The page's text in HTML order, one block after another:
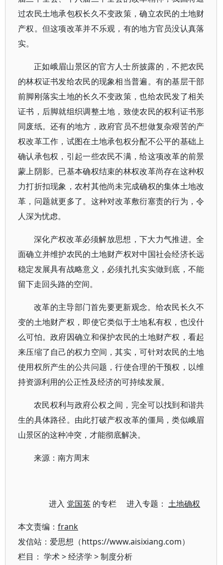
过农民土地承包权长久不变政策，确立农民的土地财
产权。但这项改革并不乐观，有的地方官员没认真落
实。
正如峨眉山景区的官方人士所披露的，不把农民
的林权证书发给农民的现象相当普遍。有的基层干部
前脚刚落实土地的长久不变政策，也给农民发了相关
证书，后脚就组织调整土地，致使农民的权利证书形
同废纸。还有的地方，政府官员不想做复杂艰苦的产
权改革工作，试图在土地承包权分配不公平的基础上
确认承包权，引起一些农民不满，给这项改革的前景
蒙上阴影。已基本确权结束的林权改革尚存在这种权
力打折扣现象，农村其他尚未完成确权的集体土地改
革，问题就更多了。这种对改革敷衍塞责的行为，令
人深为忧虑。
深化产权改革必须解放思想，下大力气推进。全
面确立并维护农民的土地财产权对中国社会经济长远
稳定发展具有战略意义，必须扎扎实实做到底，不能
留下走回头路的空间。
改革的主导部门首先要更新观念。给农民长久不
变的土地财产权，即使它类似于土地私有权，也没什
么可怕。政府因确立和保护农民的土地财产权，看起
来压缩了自己的权力空间，其实，可针对农民的土地
使用权所产生的公共问题，行使合理的干预权，以维
持资源利用的公正性及经济的可持续发展。
农民权利与政府公权之间，完全可以找到和谐共
生的具体路径。由此打破产权改革的僵局，类似峨眉
山景区的这种冲突，才能彻底解决。
来源：南方周末
进入 党国英 的专栏 进入专题：土地确权
本文责编： frank
发信站：爱思想（https://www.aisixiang.com）
栏目： 学术>经济学 >制度分析